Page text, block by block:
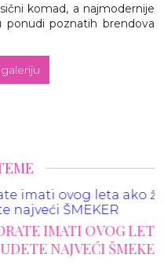
komad, a najmodernije
poznatih brendova
OVOG LETA AKO
ŠMEKER